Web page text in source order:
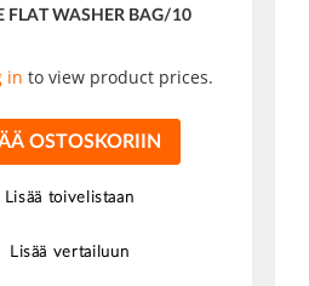
FLAT WASHER BAG/10
in to view product prices.
OSTOSKORIIN
Lisää toivelistaan
Lisää vertailuun